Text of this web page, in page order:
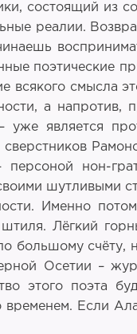
состоящий из
реалии.
поэтические
всякого смысла
а напротив,
уже является
нон-
шутливыми
Именно
Лёгкий
большому
Осетии –
этого поэта
временем. Если